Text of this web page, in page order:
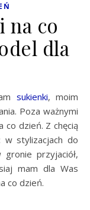
na co
dla
sukienki, moim
Poza ważnymi
co dzień. Z chęcią
w stylizacjach do
przyjaciół,
mam dla Was
co dzień.